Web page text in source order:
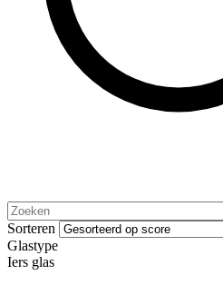
Sorteren
Glastype
Iers glas